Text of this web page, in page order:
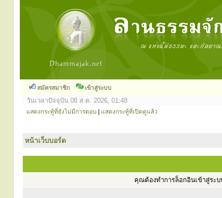
สมัครสมาชิก เข้าสู่ระบบ
วันเวลาปัจจุบัน 08 ส.ค. 2026, 01:48
แสดงกระทู้ที่ยังไม่มีการตอบ แสดงกระทู้ที่เปิดดูแล้ว
หน้าเว็บบอร์ด
คุณต้องทำการล็อกอินเข้าสู่ระ